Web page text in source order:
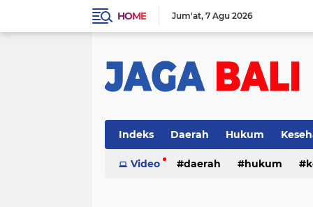
HOME Jum'at 7 Agu 2026
Indeks Daerah Hukum
Video daerah hukum